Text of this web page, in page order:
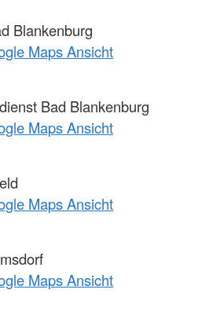
Blankenburg
Maps Ansicht
Bad Blankenburg
Maps Ansicht
Maps Ansicht
Maps Ansicht